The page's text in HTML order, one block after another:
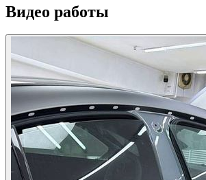
Видео работы